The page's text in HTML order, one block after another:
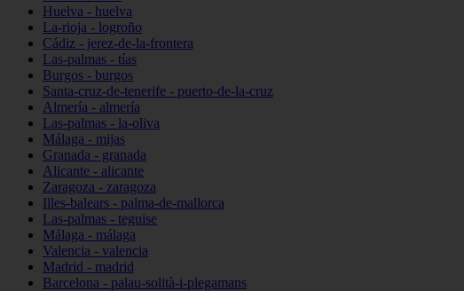
Huelva - huelva
La-rioja - logroño
Cádiz - jerez-de-la-frontera
Las-palmas - tías
Burgos - burgos
Santa-cruz-de-tenerife - puerto-de-la-cruz
Almería - almería
Las-palmas - la-oliva
Málaga - mijas
Granada - granada
Alicante - alicante
Zaragoza - zaragoza
Illes-balears - palma-de-mallorca
Las-palmas - teguise
Málaga - málaga
Valencia - valencia
Madrid - madrid
Barcelona - palau-solità-i-plegamans